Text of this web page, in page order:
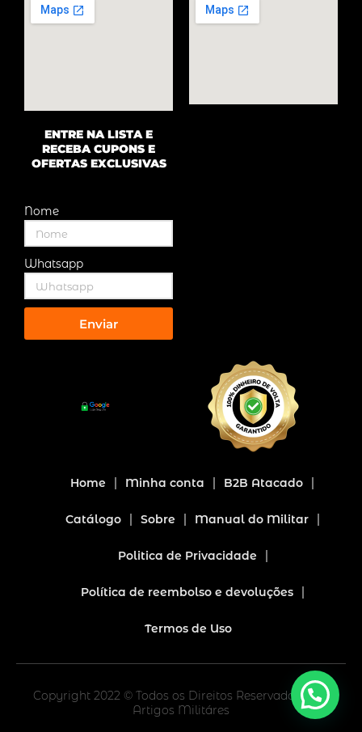
ENTRE NA LISTA E
RECEBA CUPONS E
OFERTAS EXCLUSIVAS
Nome
Whatsapp
Enviar
Home Minha conta B2B Atacado
Catálogo Sobre Manual do Militar
Politica de Privacidade
Política de reembolso e devoluções
Termos de Uso
Copyright 2022 © Todos os Direitos Reservado. Base
Artigos Militáres